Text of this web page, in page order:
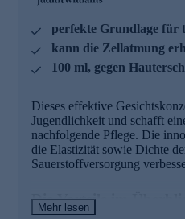
--> besteht aus 5
Phytodermina Lifting, Soja
Dynalift
- stimuliert
Haut glätten
- unterstützt dermale Matrix
DERMAFINE5
• Kann die Let-7b-Synthese
• Produktion von Kollagen-
perfekte Grundlage für
kann die Zellatmung
100 ml, gegen
Dieses effektive
Jugendlichkeit und schafft
nachfolgende Pflege. Die
die Elastizität sowie Dichte
Sauerstoffversorgung
Die Vorteile im
Mehr lesen